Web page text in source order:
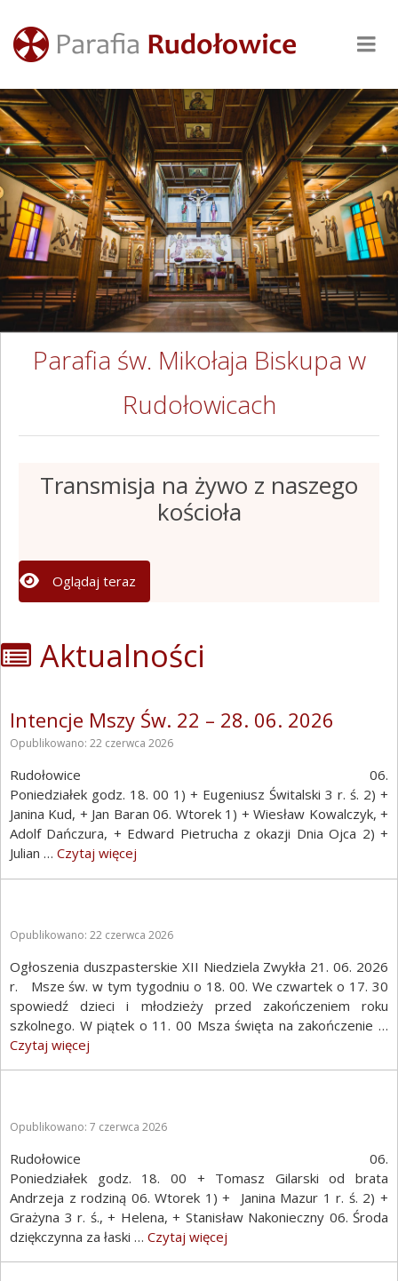
Parafia św. Mikołaja Biskupa w
Rudołowicach
Transmisja na żywo z naszego
kościoła
Oglądaj teraz
Aktualności
Intencje Mszy Św. 22 – 28. 06. 2026
Opublikowano: 22 czerwca 2026
Rudołowice 06.
Poniedziałek godz. 18. 00 1) + Eugeniusz Świtalski 3 r. ś. 2) +
Janina Kud, + Jan Baran 06. Wtorek 1) + Wiesław Kowalczyk, +
Adolf Dańczura, + Edward Pietrucha z okazji Dnia Ojca 2) +
Julian … Czytaj więcej
Opublikowano: 22 czerwca 2026
Ogłoszenia duszpasterskie XII Niedziela Zwykła 21. 06. 2026
r. Msze św. w tym tygodniu o 18. 00. We czwartek o 17. 30
spowiedź dzieci i młodzieży przed zakończeniem roku
szkolnego. W piątek o 11. 00 Msza święta na zakończenie …
Czytaj więcej
Opublikowano: 7 czerwca 2026
Rudołowice 06.
Poniedziałek godz. 18. 00 + Tomasz Gilarski od brata
Andrzeja z rodziną 06. Wtorek 1) + Janina Mazur 1 r. ś. 2) +
Grażyna 3 r. ś., + Helena, + Stanisław Nakonieczny 06. Środa
dziękczynna za łaski … Czytaj więcej